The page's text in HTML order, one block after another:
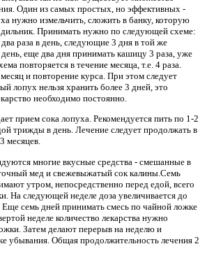
Один из самых простых, но эффективных -
нужно измельчить, сложить в банку, которую
Принимать нужно по следующей схеме:
раза в день, следующие 3 дня в той же
еще два дня принимать кашицу 3 раза, уже
повторяется в течение месяца, т.е. 4 раза.
и повторение курса. При этом следует
лопух нельзя хранить более 3 дней, это
необходимо постоянно.
прием сока лопуха. Рекомендуется пить по 1-2
трижды в день. Лечение следует продолжать в
месяцев.
многие вкусные средства - смешанные в
мед и свежевыжатый сок калины.Семь
утром, непосредственно перед едой, всего
На следующей неделе доза увеличивается до
семь дней принимать смесь по чайной ложке
неделе количество лекарства нужно
Затем делают перерыв на неделю и
убывания. Общая продолжительность лечения 2